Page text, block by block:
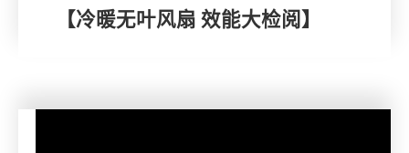
【冷暖无叶风扇 效能大检阅】